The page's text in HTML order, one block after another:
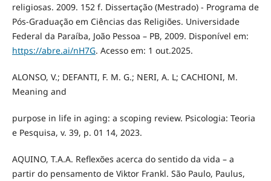
religiosas. 2009. 152 f. Dissertação (Mestrado) - Programa de
Pós-Graduação em Ciências das Religiões. Universidade
Federal da Paraíba, João Pessoa – PB, 2009. Disponível em:
https://abre.ai/nH7G. Acesso em: 1 out.2025.
ALONSO, V.; DEFANTI, F. M. G.; NERI, A. L; CACHIONI, M.
Meaning and
purpose in life in aging: a scoping review. Psicologia: Teoria
e Pesquisa, v. 39, p. 01 14, 2023.
AQUINO, T.A.A. Reflexões acerca do sentido da vida – a
partir do pensamento de Viktor Frankl. São Paulo, Paulus,